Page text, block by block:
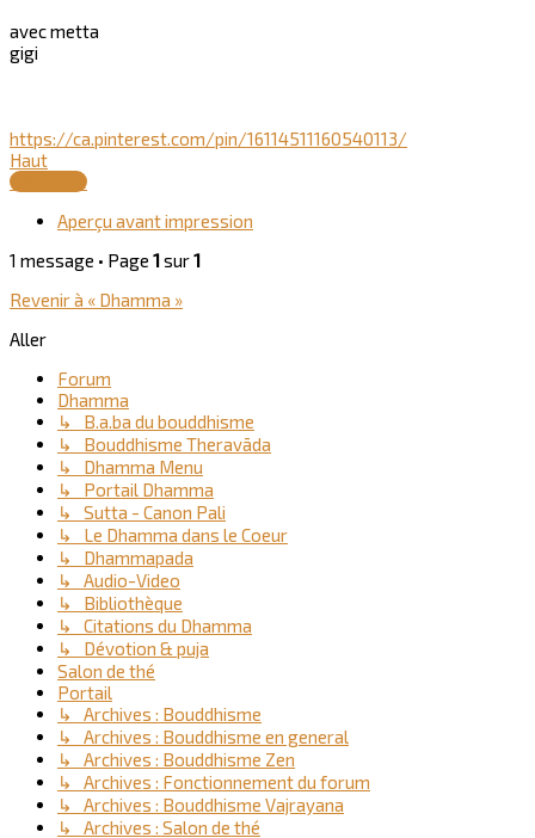
avec metta
gigi
https://ca.pinterest.com/pin/16114511160540113/
Haut
Répondre
Aperçu avant impression
1 message • Page 1sur1
Revenir à « Dhamma »
Aller
Forum
Dhamma
↳ B.a.ba du bouddhisme
↳ Bouddhisme Theravāda
↳ Dhamma Menu
↳ Portail Dhamma
↳ Sutta - Canon Pali
↳ Le Dhamma dans le Coeur
↳ Dhammapada
↳ Audio-Video
↳ Bibliothèque
↳ Citations du Dhamma
↳ Dévotion & puja
Salon de thé
Portail
↳ Archives : Bouddhisme
↳ Archives : Bouddhisme en general
↳ Archives : Bouddhisme Zen
↳ Archives : Fonctionnement du forum
↳ Archives : Bouddhisme Vajrayana
↳ Archives : Salon de thé